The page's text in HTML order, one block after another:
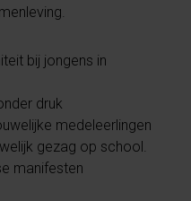
bij jongens in
druk
medeleerlingen
gezag op school.
manifesten